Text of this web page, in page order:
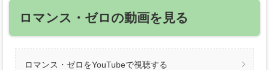
ロマンス・ゼロの動画を見る
ロマンス・ゼロをYouTubeで視聴する